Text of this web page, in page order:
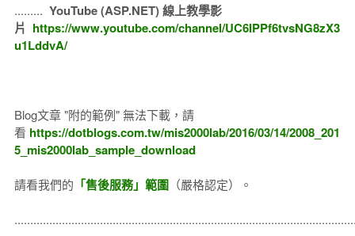
......... YouTube (ASP.NET) 線上教學影
片 https://www.youtube.com/channel/UC6IPPf6tvsNG8zX3
u1LddvA/
Blog文章 "附的範例" 無法下載，請
看 https://dotblogs.com.tw/mis2000lab/2016/03/14/2008_201
5_mis2000lab_sample_download
請看我們的 「售後服務」範圍（嚴格認定）。